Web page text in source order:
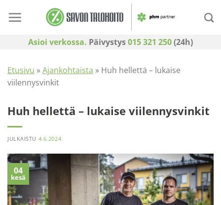
Asioi verkossa. Päivystys015 321 250(24h)
Etusivu »Ajankohtaista » Huh hellettä – lukaise
viilennysvinkit
Huh hellettä – lukaise viilennysvinkit
JULKAISTU 4.6.2024
04
kesä